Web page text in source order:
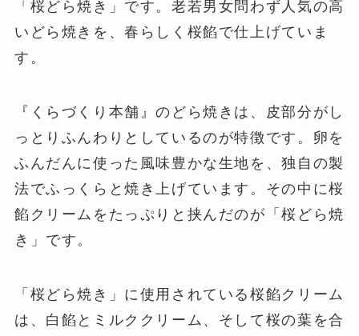
「桜どら焼き」です。老若男女問わず人気の高
いどら焼きを、春らしく桜餡で仕上げていま
す。
『くらづくり本舗』のどら焼きは、皮部分がし
っとりふんわりとしているのが特徴です。卵を
ふんだんに使った風味豊かな生地を、独自の製
法でふっくらと焼き上げています。その中に桜
餡クリームをたっぷりと挟んだのが「桜どら焼
き」です。
「桜どら焼き」に使用されている桜餡クリーム
は、白餡とミルククリーム、そして桜の葉を合